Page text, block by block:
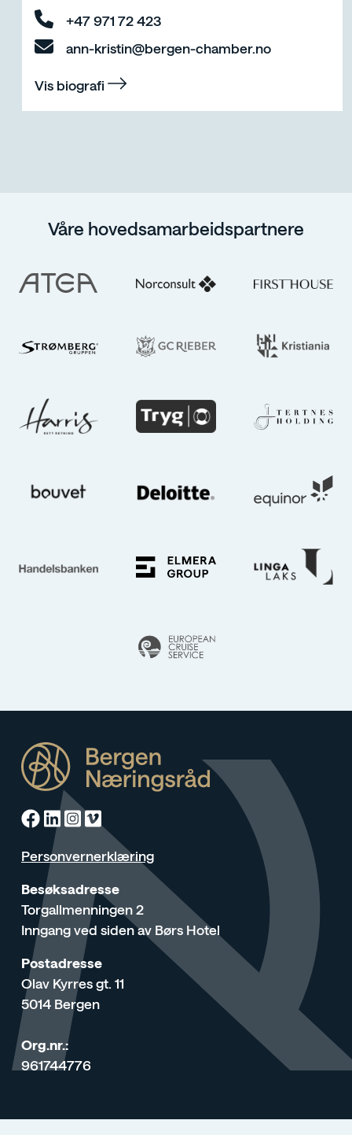
+47 971 72 423
ann-kristin@bergen-chamber.no
Vis biografi
Våre hovedsamarbeidspartnere
Facebook
Linkedin
Instagram
Vimeo
Personvernerklæring
Besøksadresse
Torgallmenningen 2
Inngang ved siden av Børs Hotel
Postadresse
Olav Kyrres gt. 11
5014 Bergen
Org.nr.:
961744776